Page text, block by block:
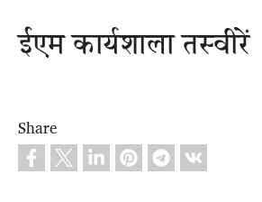
ईएम कार्यशाला तस्वीरें
Share